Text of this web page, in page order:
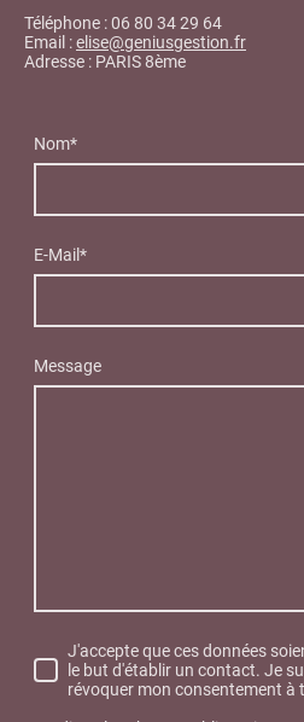
Nom*
E-Mail*
Message
J'accepte que ces données
le but d'établir un contact. Je
révoquer mon consentement
Téléphone : 06 80 34 29 64
Email :elise@geniusgestion.fr
Adresse : PARIS 8ème